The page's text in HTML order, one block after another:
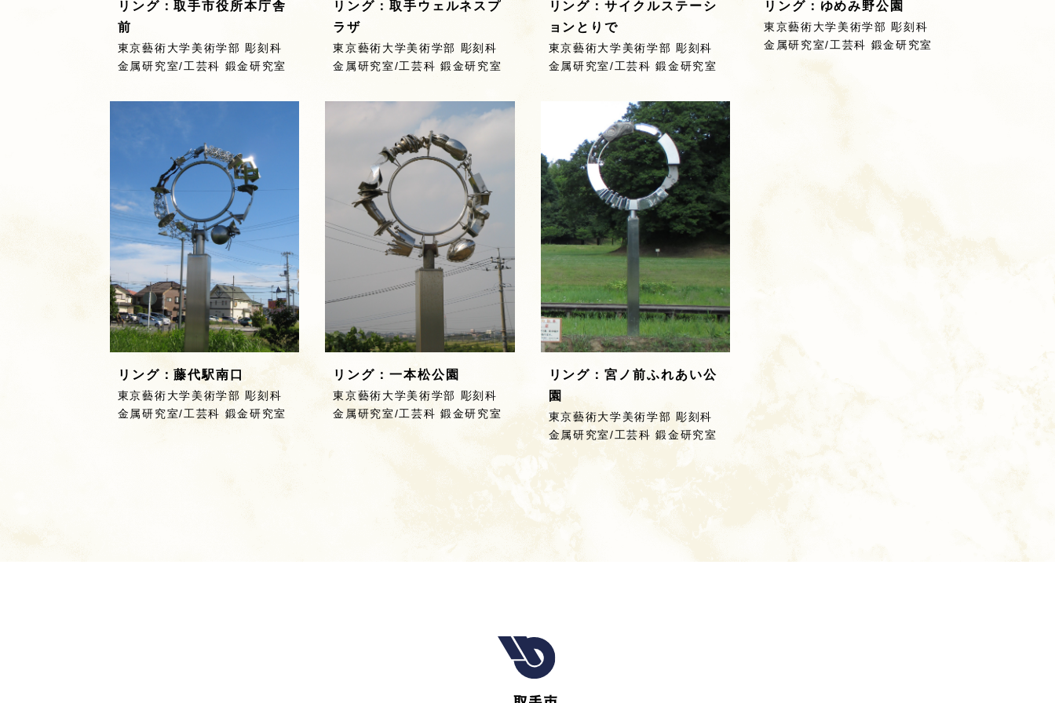
リング：取手市役所本庁舎
前
東京藝術大学美術学部 彫刻科
金属研究室/工芸科 鍛金研究室
リング：取手ウェルネスプ
ラザ
東京藝術大学美術学部 彫刻科
金属研究室/工芸科 鍛金研究室
リング：サイクルステーシ
ョンとりで
東京藝術大学美術学部 彫刻科
金属研究室/工芸科 鍛金研究室
リング：ゆめみ野公園
東京藝術大学美術学部 彫刻科
金属研究室/工芸科 鍛金研究室
リング：藤代駅南口
東京藝術大学美術学部 彫刻科
金属研究室/工芸科 鍛金研究室
リング：一本松公園
東京藝術大学美術学部 彫刻科
金属研究室/工芸科 鍛金研究室
リング：宮ノ前ふれあい公
園
東京藝術大学美術学部 彫刻科
金属研究室/工芸科 鍛金研究室